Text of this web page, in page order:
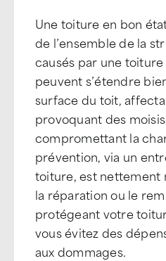
Une toiture en bon
de l’ensemble de la
causés par une
peuvent s’étendre
surface du toit,
provoquant des
compromettant la
prévention, via un
toiture, est nettement
la réparation ou le
protégeant votre
vous évitez des
aux dommages.